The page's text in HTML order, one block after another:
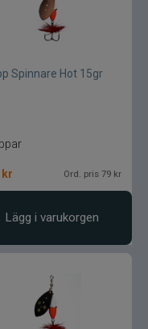
Spinnare Hot 15gr
kr Ord. pris 79 kr
Lägg i varukorgen